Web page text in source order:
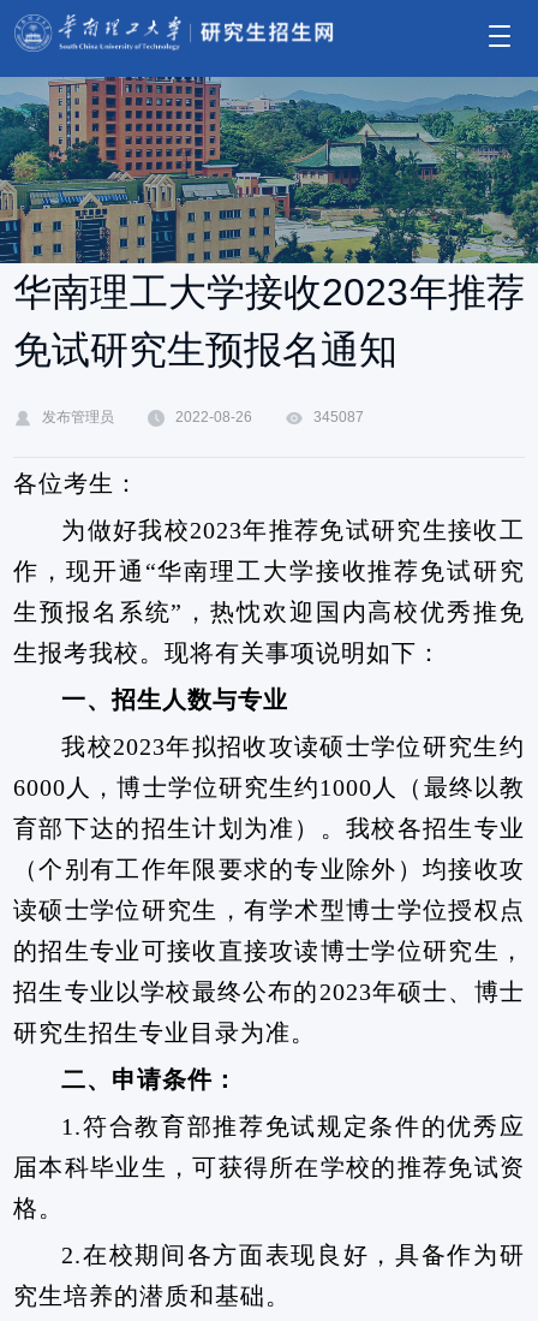
华南理工大学接收2023年推荐
免试研究生预报名通知
发布管理员 2022-08-26 345087
各位考生：
为做好我校2023年推荐免试研究生接收工
作，现开通“华南理工大学接收推荐免试研究
生预报名系统”，热忱欢迎国内高校优秀推免
生报考我校。现将有关事项说明如下：
一、招生人数与专业
我校2023年拟招收攻读硕士学位研究生约
6000 人，博士学位研究生约1000 人（最终以教
育部下达的招生计划为准）。我校各招生专业
（个别有工作年限要求的专业除外）均接收攻
读硕士学位研究生，有学术型博士学位授权点
的招生专业可接收直接攻读博士学位研究生，
招生专业以学校最终公布的2023年硕士、博士
研究生招生专业目录为准。
二、申请条件：
1.符合教育部推荐免试规定条件的优秀应
届本科毕业生，可获得所在学校的推荐免试资
格。
2.在校期间各方面表现良好，具备作为研
究生培养的潜质和基础。